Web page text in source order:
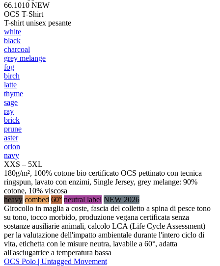
66.1010 NEW
OCS T-Shirt
T-shirt unisex pesante
white
black
charcoal
grey melange
fog
birch
latte
thyme
sage
ray
brick
prune
aster
orion
navy
XXS – 5XL
180g/m², 100% cotone bio certificato OCS pettinato con tecnica
ringspun, lavato con enzimi, Single Jersey, grey melange: 90%
cotone, 10% viscosa
heavy combed 60° neutral label NEW 2026
Girocollo in maglia a coste, fascia del colletto a spina di pesce tono
su tono, tocco morbido, produzione vegana certificata senza
sostanze ausiliarie animali, calcolo LCA (Life Cycle Assessment)
per la valutazione dell'impatto ambientale durante l'intero ciclo di
vita, etichetta con le misure neutra, lavabile a 60°, adatta
all'asciugatrice a temperatura bassa
OCS Polo | Untagged Movement